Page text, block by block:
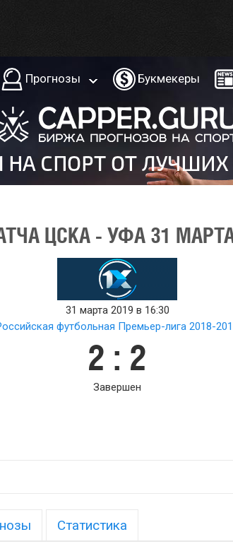
Прогнозы Букмекеры
ЦСКА - УФА 31
31 марта 2019 в 16:30
футбольная Премьер-лига 2018-
2 : 2
Завершен
Статистика